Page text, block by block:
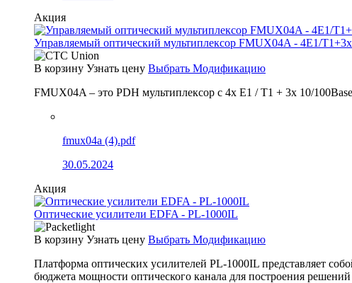
Акция
Управляемый оптический мультиплексор FMUX04A - 4E1/
В корзину Узнать цену Выбрать Модификацию
FMUX04A – это PDH мультиплексор с 4x E1 / T1 + 3x 10/
fmux04a (4).pdf
30.05.2024
Акция
Оптические усилители EDFA - PL-1000IL
В корзину Узнать цену Выбрать Модификацию
Платформа оптических усилителей PL-1000IL представляет
бюджета мощности оптического канала для построения